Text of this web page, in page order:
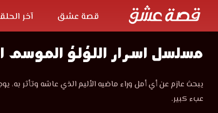
قصة عشق آخر
مسلسل
اسرار
اللؤلؤ
مسلسل اسرار اللؤلؤ الموسم
مسلسل
اسرار
اللؤلؤ
يبحث عازم عن أي أمل وراء ماضيه الأليم الذي عاشه وتأثر به،
عبء كبير.